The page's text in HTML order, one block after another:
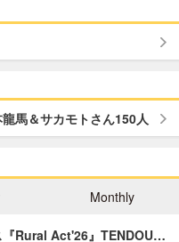
馬＆サカモトさん150人
Monthly
『Rural Act'26』TENDOU…